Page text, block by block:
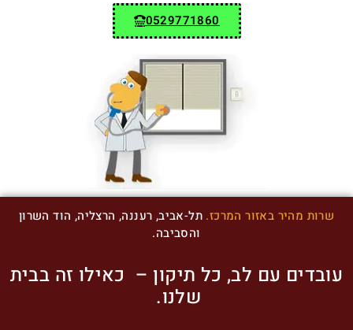
0529771860
עובדים עם לב, כל תיקון – כאילו זה בבית
שלנו.
שרות מהיר באזור המרכז. תל-אביב, רעננה, הרצליה, הוד השרון
והסביבה.